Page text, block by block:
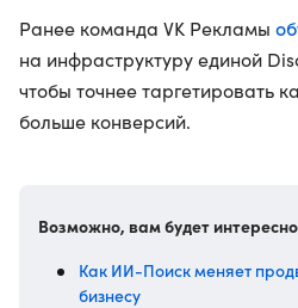
Ранее команда VK Рекламы
на инфраструктуру единой
чтобы точнее таргетировать
больше конверсий.
Возможно, вам будет
Как ИИ-Поиск меняет
бизнесу